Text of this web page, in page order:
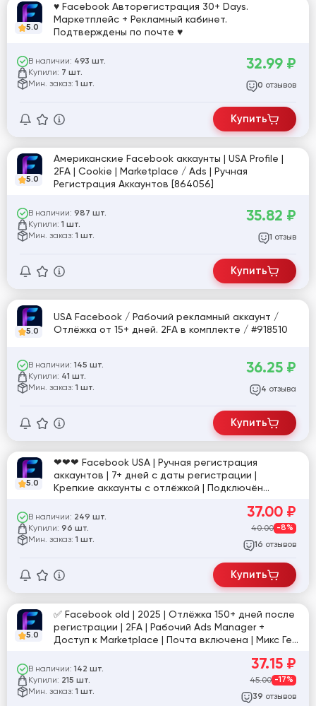
5.0
♥ Facebook Авторегистрация 30+ Days.
Маркетплейс + Рекламный кабинет.
Подтверждены по почте ♥
В наличии: 493 шт.
Купили: 7 шт.
Мин. заказ: 1 шт.
32.99 ₽
0 отзывов
Купить
5.0
Американские Facebook аккаунты | USA Profile |
2FA | Cookie | Marketplace / Ads | Ручная
Регистрация Аккаунтов [864056]
В наличии: 987 шт.
Купили: 1 шт.
Мин. заказ: 1 шт.
35.82 ₽
1 отзыв
Купить
5.0
USA Facebook / Рабочий рекламный аккаунт /
Отлёжка от 15+ дней. 2FA в комплекте / #918510
В наличии: 145 шт.
Купили: 41 шт.
Мин. заказ: 1 шт.
36.25 ₽
4 отзыва
Купить
5.0
❤❤❤ Facebook USA | Ручная регистрация
аккаунтов | 7+ дней с даты регистрации |
Крепкие аккаунты с отлёжкой | Подключён
Cookie ❤❤❤
В наличии: 249 шт.
Купили: 96 шт.
Мин. заказ: 1 шт.
37.00 ₽
40.00 -8%
16 отзывов
Купить
5.0
✅ Facebook old | 2025 | Отлёжка 150+ дней после
регистрации | 2FA | Рабочий Ads Manager +
Доступ к Marketplace | Почта включена | Микс Гео
В наличии: 142 шт.
Купили: 215 шт.
Мин. заказ: 1 шт.
37.15 ₽
45.00 -17%
39 отзывов